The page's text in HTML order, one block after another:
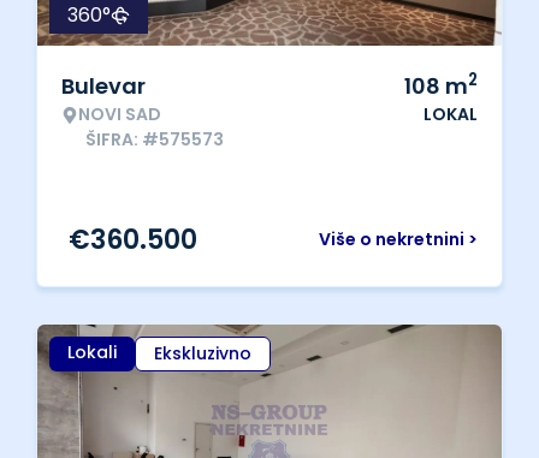
360°
Bulevar
NOVI SAD
ŠIFRA: #575573
108 m2
LOKAL
Više o nekretnini >
€360.500
Lokali Ekskluzivno